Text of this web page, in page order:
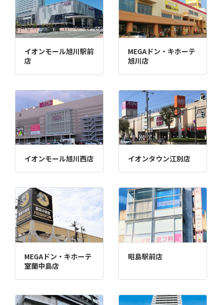
イオンモール旭川駅前
店
MEGAドン・キホーテ
旭川店
イオンモール旭川西店 イオンタウン江別店
MEGAドン・キホーテ
室蘭中島店
昭島駅前店